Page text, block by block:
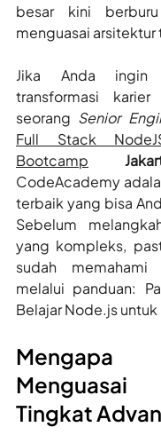
besar kini
menguasai arsitektur
Jika Anda ingin
transformasi
seorang Senior
Full Stack
Bootcamp
CodeAcademy
terbaik yang bisa
Sebelum
yang kompleks,
sudah memahami
melalui panduan:
Belajar Node.js untuk
Tingkat